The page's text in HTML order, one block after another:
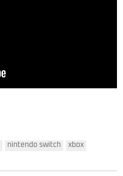
nintendo switch xbox